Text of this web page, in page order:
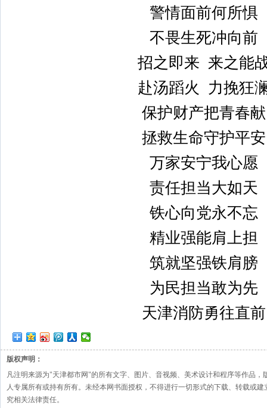
警情面前何所惧
不畏生死冲向前
招之即来 来之能
赴汤蹈火 力挽狂
保护财产把青春献
拯救生命守护平安
万家安宁我心愿
责任担当大如天
铁心向党永不忘
精业强能肩上担
筑就坚强铁肩膀
为民担当敢为先
天津消防勇往直前
版权声明：
凡注明来源为"天津都市网"的所有文字、图片、音视频、美术设计和程序等作品，
人专属所有或持有所有。未经本网书面授权，不得进行一切形式的下载、转载或
究相关法律责任。